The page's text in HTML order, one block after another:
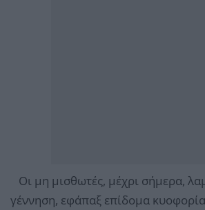
Οι μη μισθωτές, μέχρι σήμερα,
γέννηση, εφάπαξ επίδομα